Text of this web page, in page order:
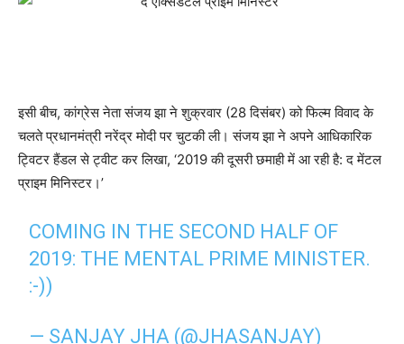
इसी बीच, कांग्रेस नेता संजय झा ने शुक्रवार (28 दिसंबर) को फिल्म विवाद के
चलते प्रधानमंत्री नरेंद्र मोदी पर चुटकी ली। संजय झा ने अपने आधिकारिक
ट्विटर हैंडल से ट्वीट कर लिखा, ‘2019 की दूसरी छमाही में आ रही है: द मेंटल
प्राइम मिनिस्टर।’
COMING IN THE SECOND HALF OF
2019: THE MENTAL PRIME MINISTER.
:-))
— SANJAY JHA (@JHASANJAY)